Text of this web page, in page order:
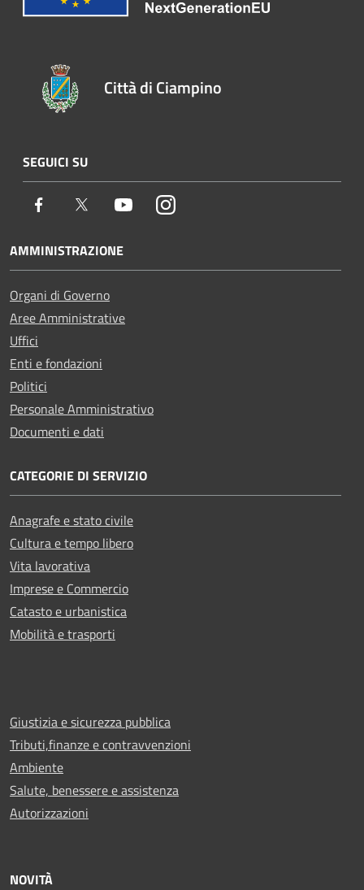
Città di Ciampino
SEGUICI SU
Facebook Twitter YoutubeInstagram
AMMINISTRAZIONE
Organi di Governo
Aree Amministrative
Uffici
Enti e fondazioni
Politici
Personale Amministrativo
Documenti e dati
CATEGORIE DI SERVIZIO
Anagrafe e stato civile
Cultura e tempo libero
Vita lavorativa
Imprese e Commercio
Catasto e urbanistica
Mobilità e trasporti
Giustizia e sicurezza pubblica
Tributi,finanze e contravvenzioni
Ambiente
Salute, benessere e assistenza
Autorizzazioni
NOVITÀ